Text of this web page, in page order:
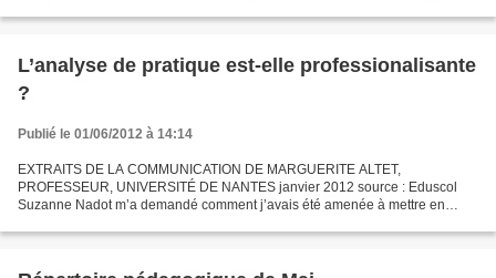
L’analyse de pratique est-elle professionalisante
?
Publié le 01/06/2012 à 14:14
EXTRAITS DE LA COMMUNICATION DE MARGUERITE ALTET,
PROFESSEUR, UNIVERSITÉ DE NANTES janvier 2012 source : Eduscol
Suzanne Nadot m’a demandé comment j’avais été amenée à mettre en